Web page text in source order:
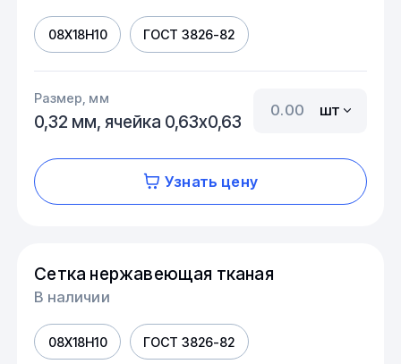
08Х18Н10 ГОСТ 3826-82
Размер, мм
0,32 мм, ячейка 0,63х0,63
шт
Узнать цену
Сетка нержавеющая тканая
В наличии
08Х18Н10 ГОСТ 3826-82